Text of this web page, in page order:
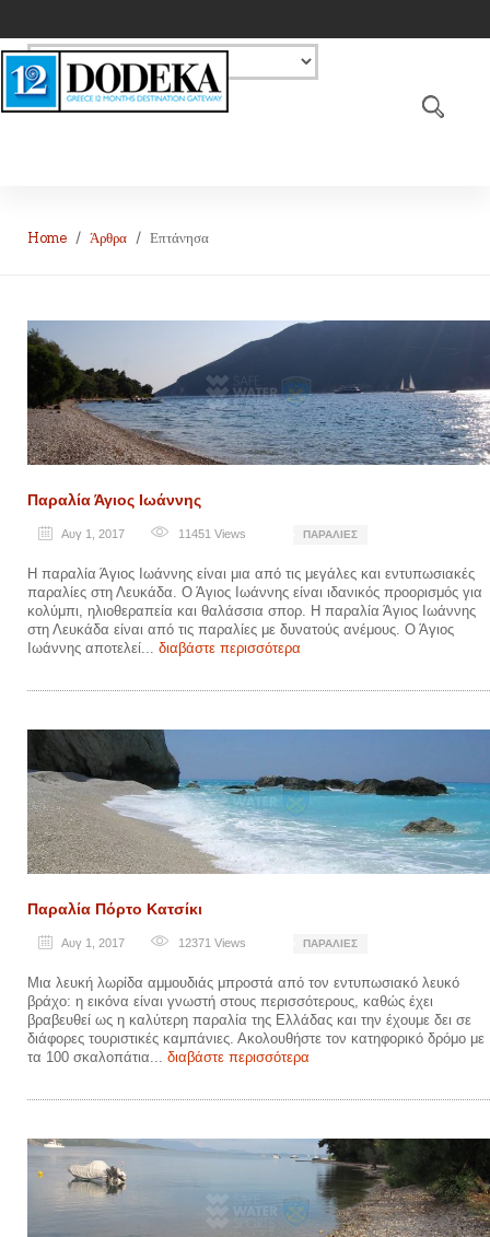
Home Άρθρα Επτάνησα
Παραλία Άγιος Ιωάννης
Αυγ 1, 2017 11451 Views ΠΑΡΑΛΊΕΣ
Η παραλία Άγιος Ιωάννης είναι μια από τις μεγάλες και εντυπωσιακές
παραλίες στη Λευκάδα. Ο Άγιος Ιωάννης είναι ιδανικός προορισμός για
κολύμπι, ηλιοθεραπεία και θαλάσσια σπορ. Η παραλία Άγιος Ιωάννης
στη Λευκάδα είναι από τις παραλίες με δυνατούς ανέμους. Ο Άγιος
Ιωάννης αποτελεί... διαβάστε περισσότερα
Παραλία Πόρτο Κατσίκι
Αυγ 1, 2017 12371 Views ΠΑΡΑΛΊΕΣ
Μια λευκή λωρίδα αμμουδιάς μπροστά από τον εντυπωσιακό λευκό
βράχο: η εικόνα είναι γνωστή στους περισσότερους, καθώς έχει
βραβευθεί ως η καλύτερη παραλία της Ελλάδας και την έχουμε δει σε
διάφορες τουριστικές καμπάνιες. Ακολουθήστε τον κατηφορικό δρόμο με
τα 100 σκαλοπάτια... διαβάστε περισσότερα